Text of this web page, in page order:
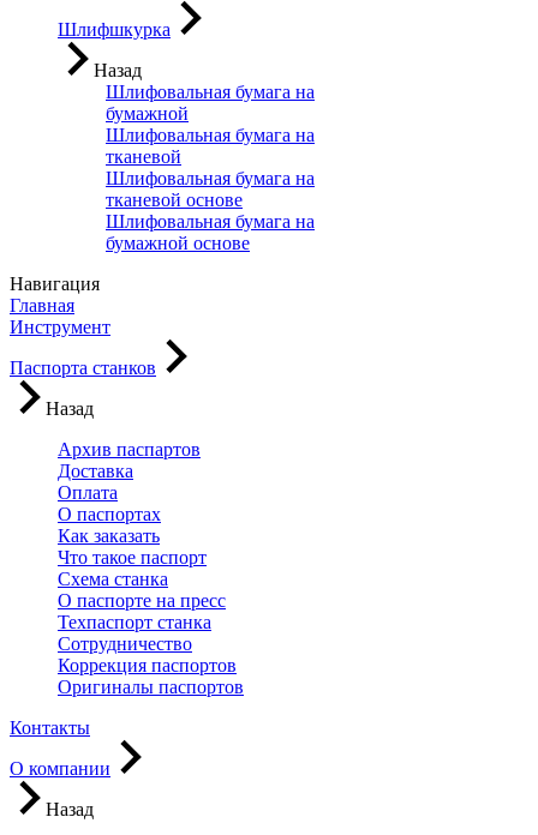
Шлифшкурка
Назад
Шлифовальная бумага на
бумажной
Шлифовальная бумага на
тканевой
Шлифовальная бумага на
тканевой основе
Шлифовальная бумага на
бумажной основе
Навигация
Главная
Инструмент
Паспорта станков
Назад
Архив паспартов
Доставка
Оплата
О паспортах
Как заказать
Что такое паспорт
Схема станка
О паспорте на пресс
Техпаспорт станка
Сотрудничество
Коррекция паспортов
Оригиналы паспортов
Контакты
О компании
Назад